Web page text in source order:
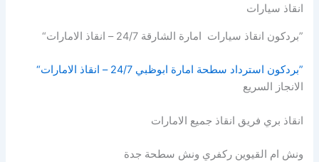
انقاذ سيارات
”بردكون انقاذ سيارات امارة الشارقة 24/7 – انقاذ الامارات“
”بردكون استرداد سطحة امارة ابوظبي 24/7 – انقاذ الامارات“
الانجاز السريع
انقاذ بري فريق انقاذ جميع الامارات
ونش ام القيوين ركفري ونش سطحة جدة